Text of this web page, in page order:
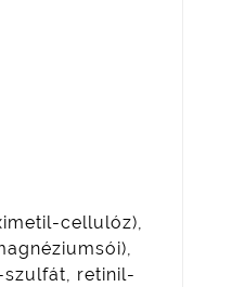
cellulóz),
szulfát, retinil-